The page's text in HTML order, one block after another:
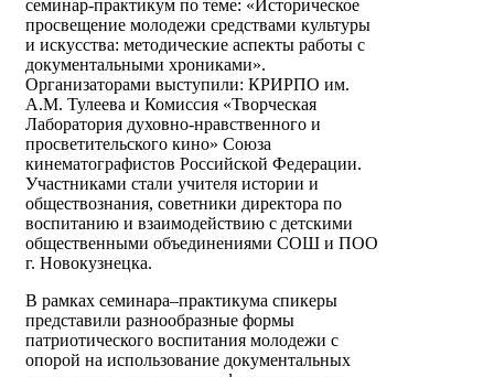
семинар-практикум по теме: «Историческое
просвещение молодежи средствами культуры
и искусства: методические аспекты работы с
документальными хрониками».
Организаторами выступили: КРИРПО им.
А.М. Тулеева и Комиссия «Творческая
Лаборатория духовно-нравственного и
просветительского кино» Союза
кинематографистов Российской Федерации.
Участниками стали учителя истории и
обществознания, советники директора по
воспитанию и взаимодействию с детскими
общественными объединениями СОШ и ПОО
г. Новокузнецка.
В рамках семинара–практикума спикеры
представили разнообразные формы
патриотического воспитания молодежи с
опорой на использование документальных